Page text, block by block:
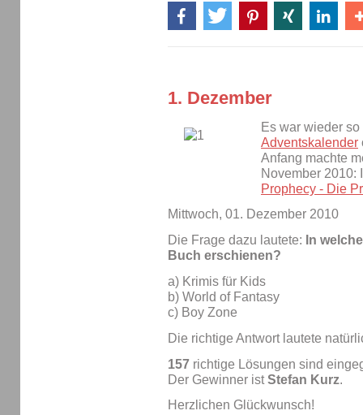
1. Dezember
Es war wieder
Adventskalender
Anfang machte
November 2010:
Prophecy - Die
Mittwoch, 01. Dezember 2010
Die Frage dazu lautete: In
Buch erschienen?
a) Krimis für Kids
b) World of Fantasy
c) Boy Zone
Die richtige Antwort lautete
157 richtige Lösungen sind
Der Gewinner istStefan Kurz.
Herzlichen Glückwunsch!